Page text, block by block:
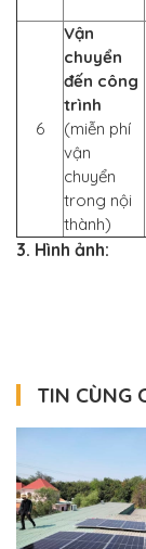
6
Vận
chuyển
đến công
trình
(miễn phí
vận
chuyển
trong nội
thành)
3. Hình ảnh:
TIN CÙNG